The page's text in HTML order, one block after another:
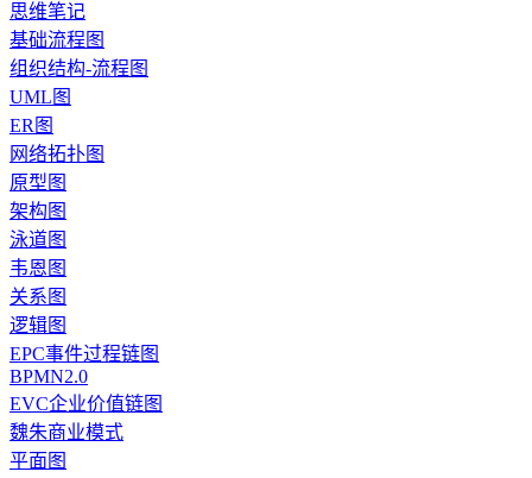
思维笔记
基础流程图
组织结构-流程图
UML图
ER图
网络拓扑图
原型图
架构图
泳道图
韦恩图
关系图
逻辑图
EPC事件过程链图
BPMN2.0
EVC企业价值链图
魏朱商业模式
平面图